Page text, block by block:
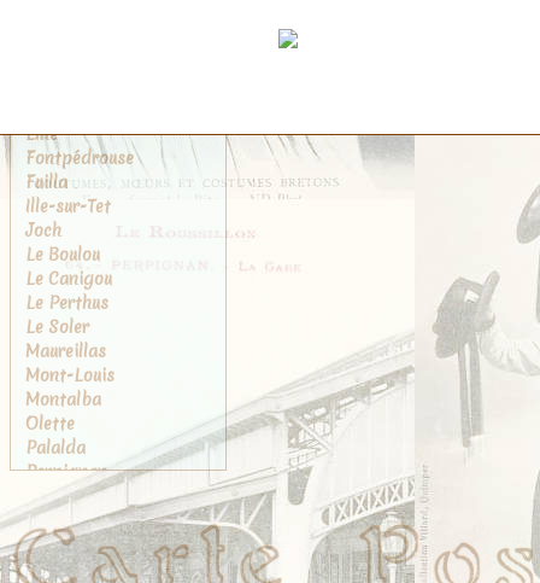
Elne
Fontpédrouse
Fuilla
Ille-sur-Tet
Joch
Le Boulou
Le Canigou
Le Perthus
Le Soler
Maureillas
Mont-Louis
Montalba
Olette
Palalda
Perpignan
Port-Vendres
Prades
Prats-de-Mollo
Rivesaltes